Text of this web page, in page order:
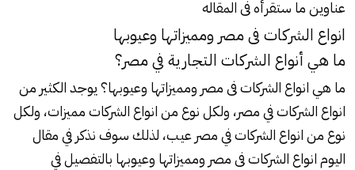
عناوين ما ستقرأه فى المقاله
انواع الشركات فى مصر ومميزاتها وعيوبها
ما هي أنواع الشركات التجارية في مصر؟
ما هي انواعالشركاتفى مصر ومميزاتها وعيوبها؟ يوجد الكثير من
انواع الشركات في مصر، ولكل نوع من انواع الشركات مميزات، ولكل
نوع من انواع الشركات في مصر عيب، لذلك سوف نذكر في مقال
اليوم انواع الشركات فى مصر ومميزاتها وعيوبها بالتفصيل في